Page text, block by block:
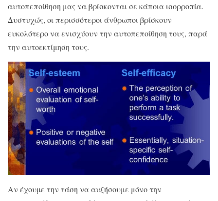
αυτοπεποίθηση μας να βρίσκονται σε κάποια ισορροπία.
Δυστυχώς, οι περισσότεροι άνθρωποι βρίσκουν
ευκολότερο να ενισχύουν την αυτοπεποίθηση τους, παρά
την αυτοεκτίμηση τους.
Αν έχουμε την τάση να αυξήσουμε μόνο την